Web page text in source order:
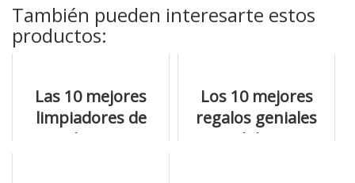
También pueden interesarte estos
productos:
Las 10 mejores
limpiadores de
joyas ultrasonico y
Los 10 mejores
regalos geniales
para adolescentes